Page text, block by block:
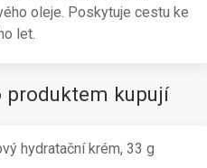
oleje. Poskytuje cestu ke
let.
kupují
hydratační krém, 33 g